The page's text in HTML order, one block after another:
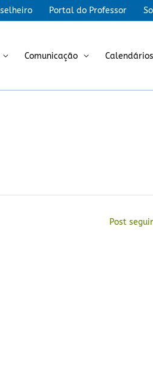
Portal do Professor
Comunicação
Post